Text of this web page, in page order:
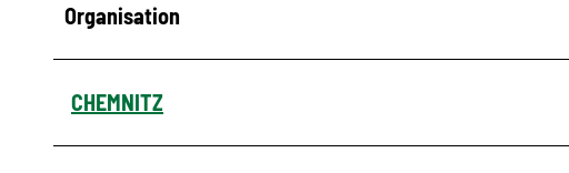
Organisation
CHEMNITZ